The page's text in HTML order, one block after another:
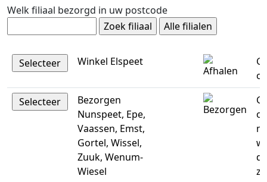
Welk filiaal bezorgd in uw postcode
Winkel Elspeet
Bezorgen
Nunspeet, Epe,
Vaassen, Emst,
Gortel, Wissel,
Zuuk, Wenum-
Wiesel